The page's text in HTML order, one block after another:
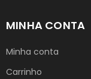
MINHA CONTA
Minha conta
Carrinho